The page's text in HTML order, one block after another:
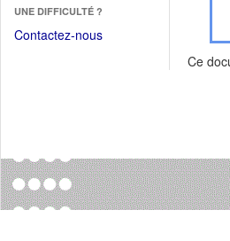
fenêtre)
une
nouvelle
UNE DIFFICULTÉ ?
Contactez-nous
Ce